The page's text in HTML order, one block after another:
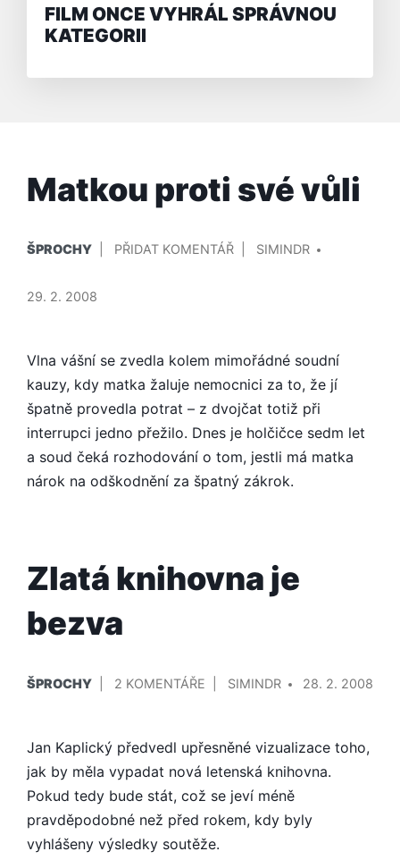
FILM ONCE VYHRÁL SPRÁVNOU
KATEGORII
Matkou proti své vůli
V
ŠPROCHY PŘIDAT KOMENTÁŘNA
SIMINDR
29. 2. 2008
Vlna vášní se zvedla kolem mimořádné soudní
kauzy, kdy matka žaluje nemocnici za to, že jí
špatně provedla potrat – z dvojčat totiž při
interrupci jedno přežilo. Dnes je holčičce sedm let
a soud čeká rozhodování o tom, jestli má matka
nárok na odškodnění za špatný zákrok.
Zlatá knihovna je
bezva
V
ŠPROCHY 2 KOMENTÁŘE
NÁZVEM
ZLATÁ
KNIHOVNA
JE
SIMINDR
28. 2. 2008
Jan Kaplický předvedl upřesněné vizualizace toho,
jak by měla vypadat nová letenská knihovna.
Pokud tedy bude stát, což se jeví méně
pravděpodobné než před rokem, kdy byly
vyhlášeny výsledky soutěže.